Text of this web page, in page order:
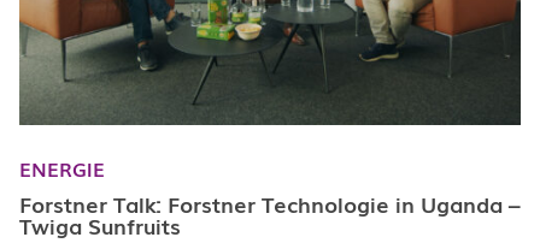
ENERGIE
Forstner Talk: Forstner Technologie in Uganda –
Twiga Sunfruits